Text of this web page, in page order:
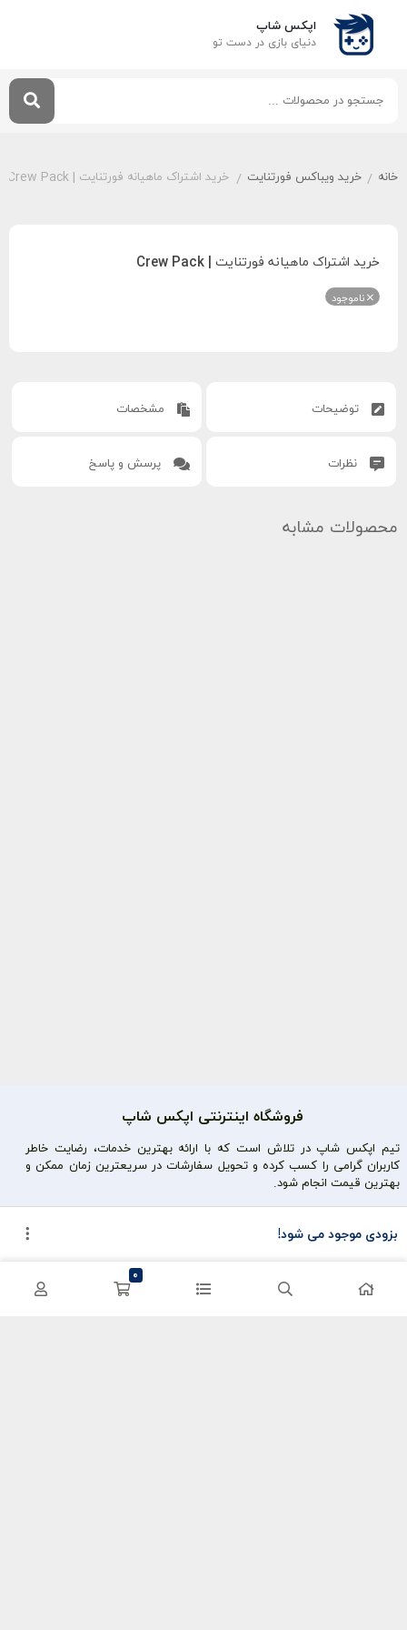
اپکس شاپ
دنیای بازی‌ در دست تو
خانه / خرید ویباکس فورتنایت / خرید اشتراک ماهیانه فورتنایت | Crew Pack
خرید اشتراک ماهیانه فورتنایت | Crew Pack
ناموجود
توضیحات مشخصات
نظرات پرسش و پاسخ
محصولات مشابه
بزودی موجود می شود!
فروشگاه اینترنتی اپکس شاپ
تیم اپکس شاپ در تلاش است که با ارائه بهترین خدمات، رضایت خاطر
کاربران گرامی را کسب کرده و تحویل سفارشات در سریعترین زمان ممکن و
بهترین قیمت انجام شود.
کریستال گنشین
سفارشات
0